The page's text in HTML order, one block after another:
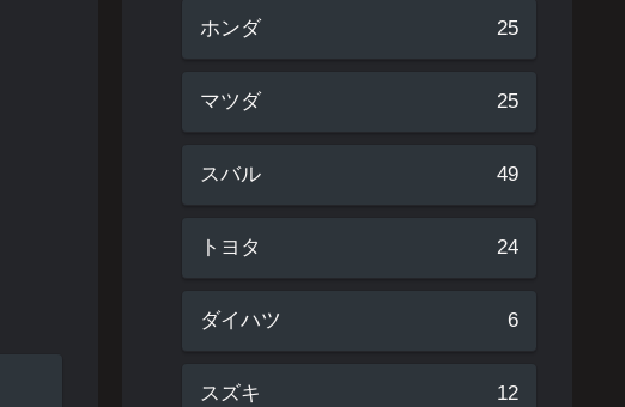
ホンダ 25
マツダ 25
スバル 49
トヨタ 24
ダイハツ 6
スズキ 12